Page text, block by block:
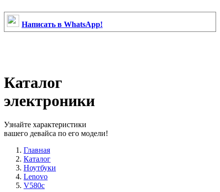
Написать в WhatsApp!
Каталог
электроники
Узнайте характеристики
вашего девайса по его модели!
Главная
Каталог
Ноутбуки
Lenovo
V580c